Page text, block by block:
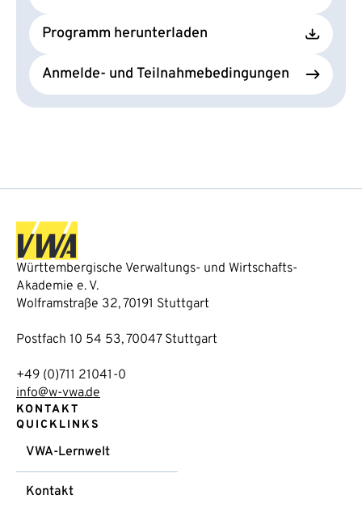
Programm herunterladen
Anmelde- und Teilnahmebedingungen
Württembergische Verwaltungs- und Wirtschafts-
Akademie e. V.
Wolframstraße 32, 70191 Stuttgart
Postfach 10 54 53, 70047 Stuttgart
+49 (0)711 21041-0
info@w-vwa.de
KONTAKT
QUICKLINKS
VWA-Lernwelt
Kontakt